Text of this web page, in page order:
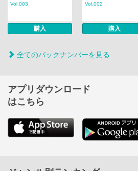
Vol.003
購入
Vol.002
購入
全てのバックナンバーを見る
アプリダウンロード
はこちら